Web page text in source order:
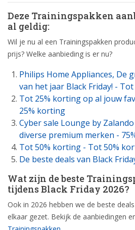
Deze Trainingspakken
al geldig:
Wil je nu al een Trainingspakken
prijs? Welke aanbieding is er nu?
Philips Home Appliances, De
van het jaar Black Friday! -
Tot 25% korting op al jouw
25% korting
Cyber sale Lounge by
diverse premium merken -
Tot 50% korting - Tot 50%
De beste deals van Black
Wat zijn de beste
tijdens Black Friday 2026?
Ook in 2026 hebben we de beste
elkaar gezet. Bekijk de aanbiedingen